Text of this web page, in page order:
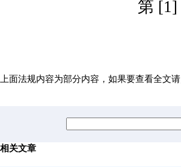
第 [1]
上面法规内容为部分内容，如果要查看全文
相关文章